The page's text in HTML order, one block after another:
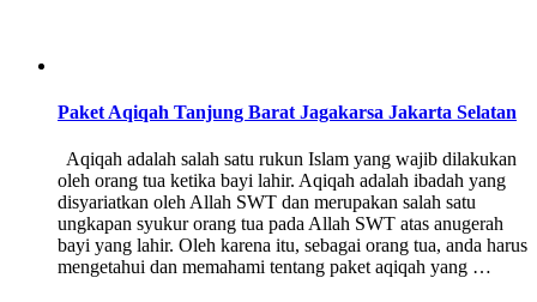
Paket Aqiqah Tanjung Barat Jagakarsa Jakarta Selatan
Aqiqah adalah salah satu rukun Islam yang wajib dilakukan
oleh orang tua ketika bayi lahir. Aqiqah adalah ibadah yang
disyariatkan oleh Allah SWT dan merupakan salah satu
ungkapan syukur orang tua pada Allah SWT atas anugerah
bayi yang lahir. Oleh karena itu, sebagai orang tua, anda harus
mengetahui dan memahami tentang paket aqiqah yang …